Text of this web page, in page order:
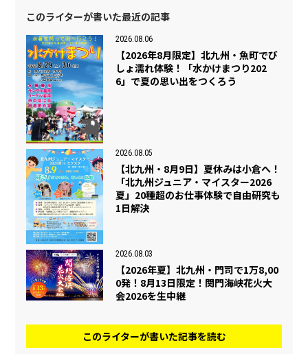
このライターが書いた最近の記事
2026.08.06
【2026年8月限定】北九州・魚町でび
しょ濡れ体験！「水かけまつり202
6」で夏の思い出をつくろう
2026.08.05
【北九州・8月9日】夏休みは小倉へ！
「北九州ジュニア・マイスター2026
夏」20種超のお仕事体験で自由研究も
1日解決
2026.08.03
【2026年夏】北九州・門司で1万8,00
0発！8月13日限定！関門海峡花火大
会2026を生中継
このライターが書いた記事を読む